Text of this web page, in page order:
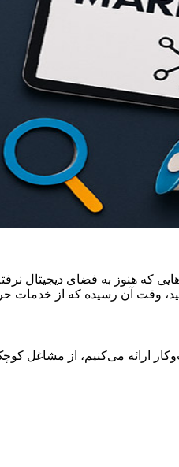
که هنوز به فضای دیجیتال
وقت آن رسیده که از خدمات
ارائه می‌کنیم، از مشاغل